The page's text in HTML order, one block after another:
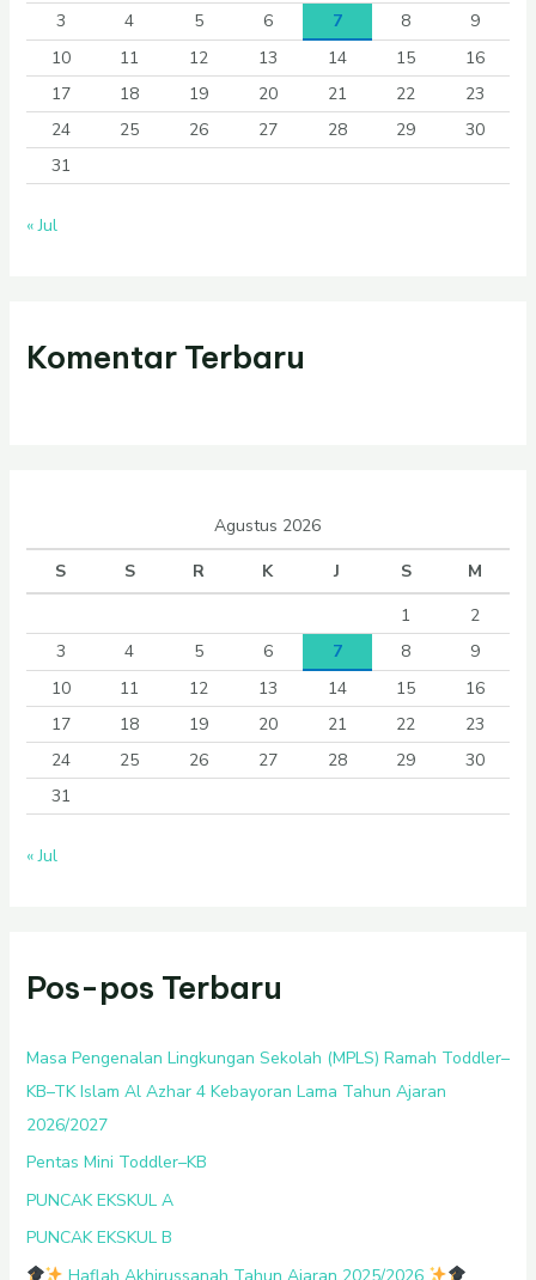
3
4 5 6 7 8
9
10
11 12 13 14 15
16
17
18 19 20 21 22
23
24
25 26 27 28 29
30
31
« Jul
Komentar Terbaru
Agustus 2026
S
S R K J S
M
1
2
3
4 5 6 7 8
9
10
11 12 13 14 15
16
17
18 19 20 21 22
23
24
25 26 27 28 29
30
31
« Jul
Pos-pos Terbaru
Masa Pengenalan Lingkungan Sekolah (MPLS) Ramah Toddler–
KB–TK Islam Al Azhar 4 Kebayoran Lama Tahun Ajaran
2026/2027
Pentas Mini Toddler–KB
PUNCAK EKSKUL A
PUNCAK EKSKUL B